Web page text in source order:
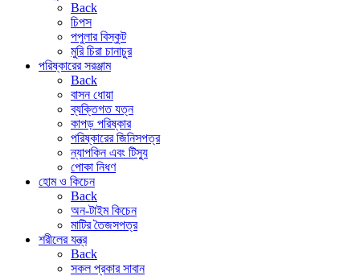
Back
চিপস
পপুলার বিস্কুট
মুরি চিরা চানাচুর
পরিষ্কারের সরঞ্জাম
Back
বাসন ধোয়া
ব্যক্তিগত যত্ন
কাপড় পরিষ্কার
পরিষ্কারের জিনিসপত্র
ন্যাপকিন এবং টিস্যু
পোকা নিধণ
হোম ও কিচেন
Back
অন-টাইম কিচেন
মাটির তৈজসপত্র
শরীলের যন্ত্র
Back
সকল প্রকার সাবান